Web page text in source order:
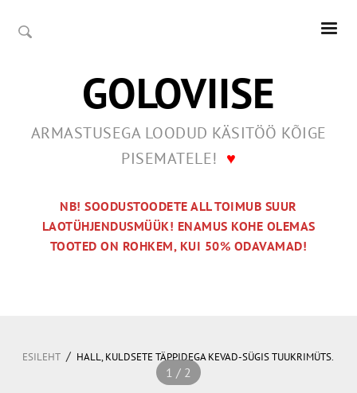
GOLOVIISE
ARMASTUSEGA LOODUD KÄSITÖÖ KÕIGE
PISEMATELE! ♥
NB! SOODUSTOODETE ALL TOIMUB SUUR
LAOTÜHJENDUSMÜÜK! ENAMUS KOHE OLEMAS
TOOTED ON ROHKEM, KUI 50% ODAVAMAD!
ESILEHT / HALL, KULDSETE TÄPPIDEGA KEVAD-SÜGIS TUUKRIMÜTS.
1 / 2